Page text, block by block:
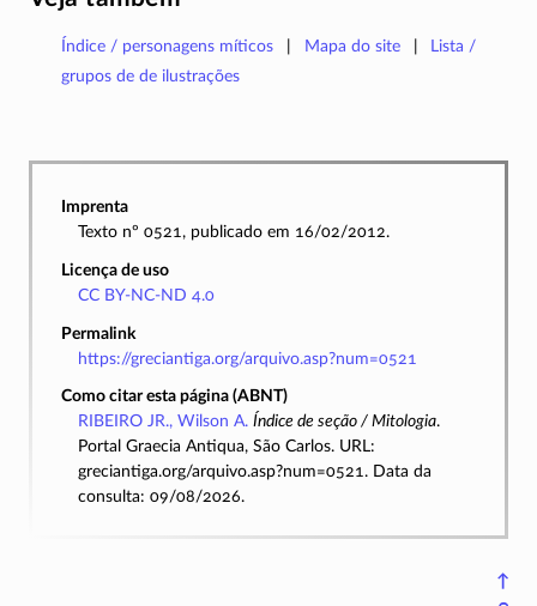
Índice / personagens míticos Mapa do site
Lista /
grupos de de ilustrações
Imprenta
Texto nº 0521, publicado em 16/02/2012.
Licença de uso
CC BY-NC-ND 4.0
Permalink
https://greciantiga.org/arquivo.asp?num=0521
Como citar esta página (ABNT)
RIBEIRO JR., Wilson A. Índice de seção / Mitologia.
Portal Graecia Antiqua, São Carlos. URL:
greciantiga.org/arquivo.asp?num=0521. Data da
consulta: 09/08/2026.
↑